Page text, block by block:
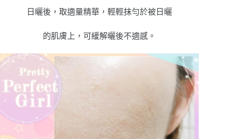
日曬後，取適量精華，輕輕抹勻於被日曬
的肌膚上，可緩解曬後不適感。